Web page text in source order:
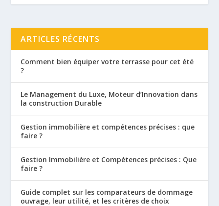
ARTICLES RÉCENTS
Comment bien équiper votre terrasse pour cet été
?
Le Management du Luxe, Moteur d’Innovation dans
la construction Durable
Gestion immobilière et compétences précises : que
faire ?
Gestion Immobilière et Compétences précises : Que
faire ?
Guide complet sur les comparateurs de dommage
ouvrage, leur utilité, et les critères de choix